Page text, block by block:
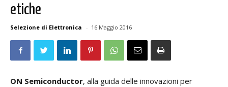
etiche
Selezione di Elettronica - 16 Maggio 2016
ON Semiconductor, alla guida delle innovazioni per